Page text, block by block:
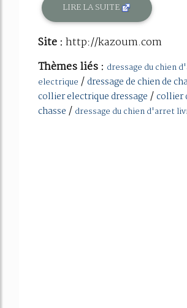
LIRE LA SUITE
Site : http://kazoum.com
Thèmes liés : dressage du chien
electrique / dressage de chien de
collier electrique dressage / collier
chasse / dressage du chien d'arret